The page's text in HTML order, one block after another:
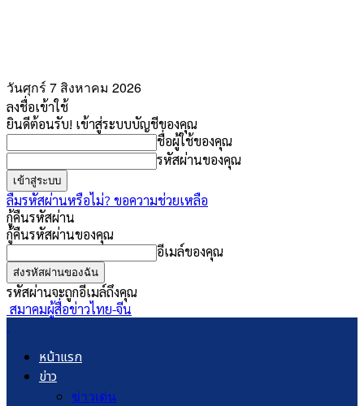
วันศุกร์ 7 สิงหาคม 2026
ลงชื่อเข้าใช้
ยินดีต้อนรับ! เข้าสู่ระบบบัญชีของคุณ
ชื่อผู้ใช้ของคุณ
รหัสผ่านของคุณ
ลืมรหัสผ่านหรือไม่? ขอความช่วยเหลือ
กู้คืนรหัสผ่าน
กู้คืนรหัสผ่านของคุณ
อีเมล์ของคุณ
รหัสผ่านจะถูกอีเมล์ถึงคุณ
สมาคมผู้สื่อข่าวไทย-จีน
หน้าแรก
ข่าว
ข่าวเด่น